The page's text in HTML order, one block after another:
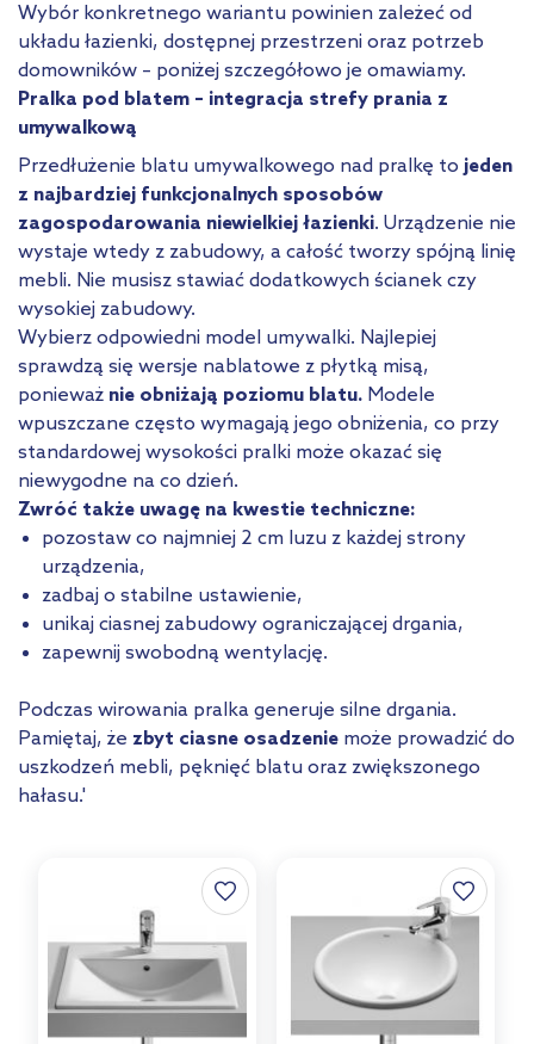
Wybór konkretnego wariantu powinien zależeć od
układu łazienki, dostępnej przestrzeni oraz potrzeb
domowników – poniżej szczegółowo je omawiamy.
Pralka pod blatem – integracja strefy prania z
umywalkową
Przedłużenie blatu umywalkowego nad pralkę to jeden
z najbardziej funkcjonalnych sposobów
zagospodarowania niewielkiej łazienki. Urządzenie nie
wystaje wtedy z zabudowy, a całość tworzy spójną linię
mebli. Nie musisz stawiać dodatkowych ścianek czy
wysokiej zabudowy.
Wybierz odpowiedni model umywalki. Najlepiej
sprawdzą się wersje nablatowe z płytką misą,
ponieważ nie obniżają poziomu blatu. Modele
wpuszczane często wymagają jego obniżenia, co przy
standardowej wysokości pralki może okazać się
niewygodne na co dzień.
Zwróć także uwagę na kwestie techniczne:
pozostaw co najmniej 2 cm luzu z każdej strony
urządzenia,
zadbaj o stabilne ustawienie,
unikaj ciasnej zabudowy ograniczającej drgania,
zapewnij swobodną wentylację.
Podczas wirowania pralka generuje silne drgania.
Pamiętaj, że zbyt ciasne osadzenie może prowadzić do
uszkodzeń mebli, pęknięć blatu oraz zwiększonego
hałasu.'